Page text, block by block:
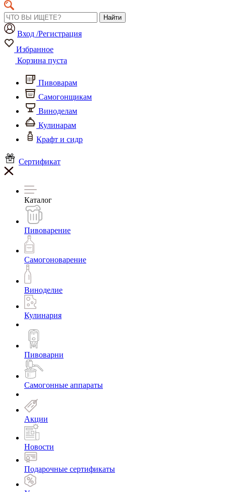
Найти
Вход /Регистрация
Избранное
Корзина пуста
Пивоварам
Самогонщикам
Виноделам
Кулинарам
Крафт и сидр
Сертификат
Каталог
Пивоварение
Самогоноварение
Виноделие
Кулинария
Пивоварни
Самогонные аппараты
Акции
Новости
Подарочные сертификаты